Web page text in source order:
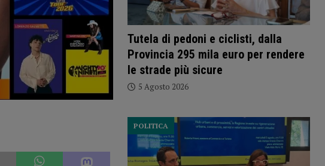
Tutela di pedoni e ciclisti, dalla
Provincia 295 mila euro per rendere
le strade più sicure
5 Agosto 2026
POLITICA